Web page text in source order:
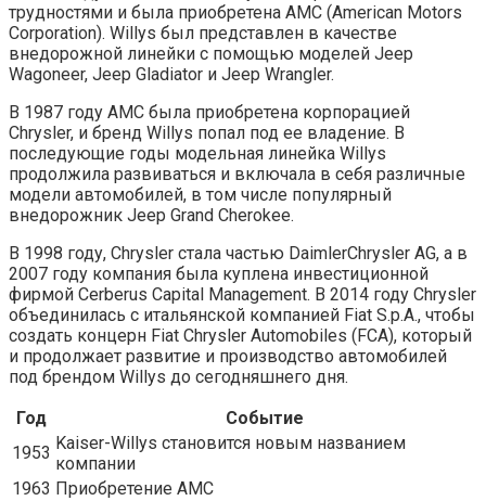
трудностями и была приобретена AMC (American Motors
Corporation). Willys был представлен в качестве
внедорожной линейки с помощью моделей Jeep
Wagoneer, Jeep Gladiator и Jeep Wrangler.
В 1987 году AMC была приобретена корпорацией
Chrysler, и бренд Willys попал под ее владение. В
последующие годы модельная линейка Willys
продолжила развиваться и включала в себя различные
модели автомобилей, в том числе популярный
внедорожник Jeep Grand Cherokee.
В 1998 году, Chrysler стала частью DaimlerChrysler AG, а в
2007 году компания была куплена инвестиционной
фирмой Cerberus Capital Management. В 2014 году Chrysler
объединилась с итальянской компанией Fiat S.p.A., чтобы
создать концерн Fiat Chrysler Automobiles (FCA), который
и продолжает развитие и производство автомобилей
под брендом Willys до сегодняшнего дня.
Год
Событие
1953 Kaiser-Willys становится новым названием
компании
1963 Приобретение AMC